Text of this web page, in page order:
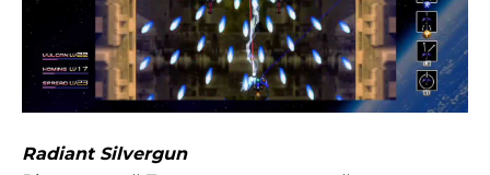
Radiant Silvergun